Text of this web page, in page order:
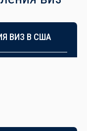
ВИЗ В США